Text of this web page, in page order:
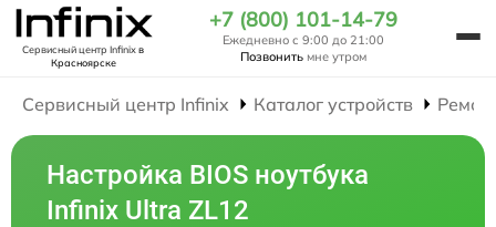
Сервисный центр Infinixв
Красноярске
+7 (800) 101-14-79
Ежедневно с 9:00 до 21:00
Позвонить мне утром
Сервисный центр Infinix Каталог устройств
Настройка BIOS ноутбука
Infinix Ultra ZL12